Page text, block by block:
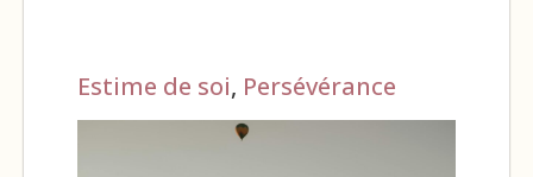
Estime de soi, Persévérance